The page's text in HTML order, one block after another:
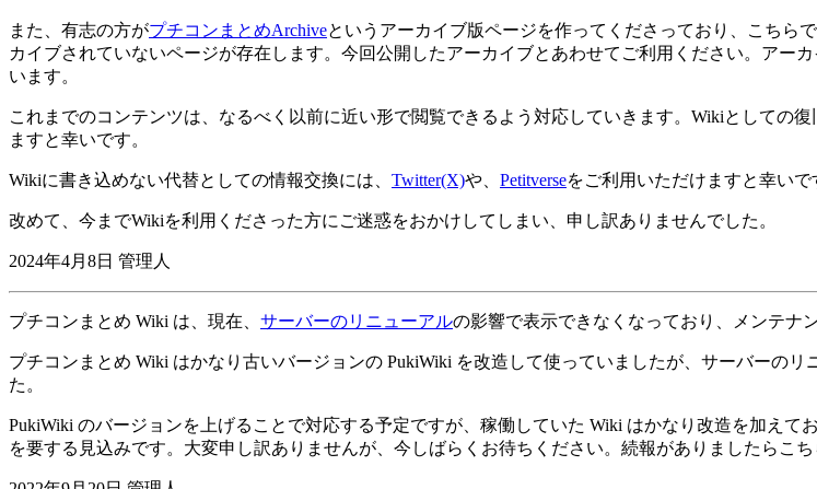
また、有志の方がプチコンまとめArchiveというアーカイブ版ページを作ってくださっており、こちら
カイブされていないページが存在します。今回公開したアーカイブとあわせてご利用ください。アー
います。
これまでのコンテンツは、なるべく以前に近い形で閲覧できるよう対応していきます。Wikiとしての
ますと幸いです。
Wikiに書き込めない代替としての情報交換には、 Twitter(X)や、 Petitverseをご利用いただけますと幸いで
改めて、今までWikiを利用くださった方にご迷惑をおかけしてしまい、申し訳ありませんでした。
2024年4月8日 管理人
プチコンまとめ Wiki は、現在、 サーバーのリニューアルの影響で表示できなくなっており、メンテナ
プチコンまとめ Wiki はかなり古いバージョンの PukiWiki を改造して使っていましたが、サーバーの
た。
PukiWiki のバージョンを上げることで対応する予定ですが、稼働していた Wiki はかなり改造を加え
を要する見込みです。大変申し訳ありませんが、今しばらくお待ちください。続報がありましたらこち